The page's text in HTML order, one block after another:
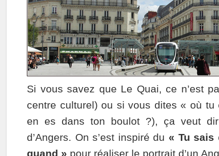
Si vous savez que Le Quai, ce n’est
centre culturel) ou si vous dites « où
en es dans ton boulot ?), ça veut
d’Angers. On s’est inspiré du « Tu
quand » pour réaliser le portrait d’un